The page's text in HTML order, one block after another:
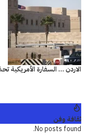
الاردن … السفارة الأمريكية
ثقافة وفن
No posts found.